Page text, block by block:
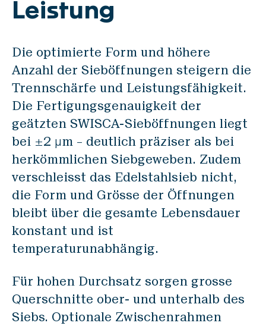
Leistung
Die optimierte Form und höhere
Anzahl der Sieböffnungen steigern die
Trennschärfe und Leistungsfähigkeit.
Die Fertigungsgenauigkeit der
geätzten SWISCA-Sieböffnungen liegt
bei ±2 µm – deutlich präziser als bei
herkömmlichen Siebgeweben. Zudem
verschleisst das Edelstahlsieb nicht,
die Form und Grösse der Öffnungen
bleibt über die gesamte Lebensdauer
konstant und ist
temperaturunabhängig.
Für hohen Durchsatz sorgen grosse
Querschnitte ober- und unterhalb des
Siebs. Optionale Zwischenrahmen